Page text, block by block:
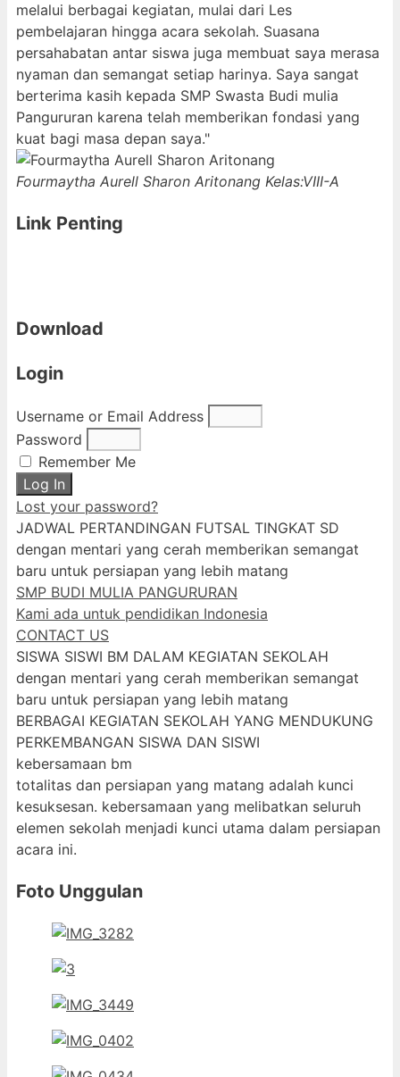
melalui berbagai kegiatan, mulai dari Les
pembelajaran hingga acara sekolah. Suasana
persahabatan antar siswa juga membuat saya merasa
nyaman dan semangat setiap harinya. Saya sangat
berterima kasih kepada SMP Swasta Budi mulia
Pangururan karena telah memberikan fondasi yang
kuat bagi masa depan saya."
Fourmaytha Aurell Sharon Aritonang Kelas:VIII-A
Link Penting
Download
Login
Username or Email Address
Password
Remember Me
Log In
Lost your password?
JADWAL PERTANDINGAN FUTSAL TINGKAT SD
dengan mentari yang cerah memberikan semangat
baru untuk persiapan yang lebih matang
SMP BUDI MULIA PANGURURAN
Kami ada untuk pendidikan Indonesia
CONTACT US
SISWA SISWI BM DALAM KEGIATAN SEKOLAH
dengan mentari yang cerah memberikan semangat
baru untuk persiapan yang lebih matang
BERBAGAI KEGIATAN SEKOLAH YANG MENDUKUNG
PERKEMBANGAN SISWA DAN SISWI
kebersamaan bm
totalitas dan persiapan yang matang adalah kunci
kesuksesan. kebersamaan yang melibatkan seluruh
elemen sekolah menjadi kunci utama dalam persiapan
acara ini.
Foto Unggulan